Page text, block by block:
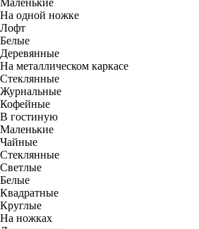
Маленькие
На одной ножке
Лофт
Белые
Деревянные
На металлическом каркасе
Стеклянные
Журнальные
Кофейные
В гостиную
Маленькие
Чайные
Стеклянные
Светлые
Белые
Квадратные
Круглые
На ножках